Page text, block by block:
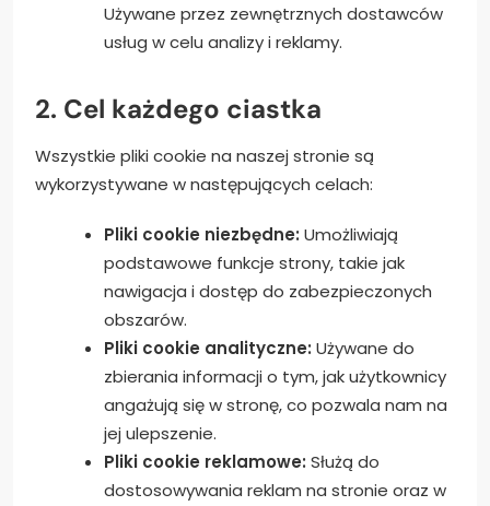
Używane przez zewnętrznych dostawców
usług w celu analizy i reklamy.
2. Cel każdego ciastka
Wszystkie pliki cookie na naszej stronie są
wykorzystywane w następujących celach:
Pliki cookie niezbędne: Umożliwiają
podstawowe funkcje strony, takie jak
nawigacja i dostęp do zabezpieczonych
obszarów.
Pliki cookie analityczne: Używane do
zbierania informacji o tym, jak użytkownicy
angażują się w stronę, co pozwala nam na
jej ulepszenie.
Pliki cookie reklamowe: Służą do
dostosowywania reklam na stronie oraz w